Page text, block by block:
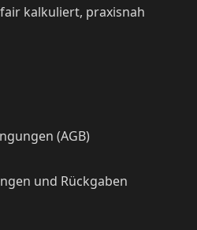
kalkuliert, praxisnah
(AGB)
und Rückgaben